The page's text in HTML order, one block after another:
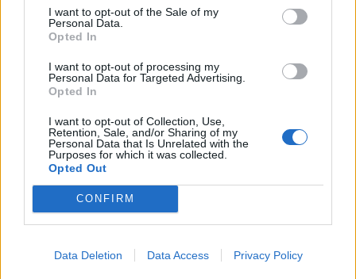
I want to opt-out of the Sale of my
Personal Data.
Opted In
I want to opt-out of processing my
Personal Data for Targeted Advertising.
Opted In
I want to opt-out of Collection, Use,
Retention, Sale, and/or Sharing of my
Personal Data that Is Unrelated with the
Purposes for which it was collected.
Opted Out
CONFIRM
Data Deletion Data Access Privacy Policy
και την πολιτική απορρήτου
X